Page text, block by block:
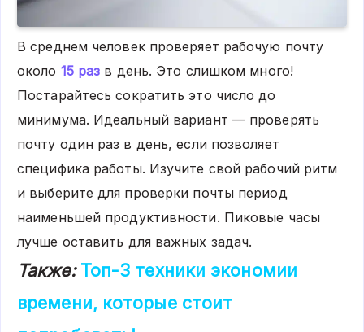
В среднем человек проверяет рабочую почту
около 15 раз в день. Это слишком много!
Постарайтесь сократить это число до
минимума. Идеальный вариант — проверять
почту один раз в день, если позволяет
специфика работы. Изучите свой рабочий ритм
и выберите для проверки почты период
наименьшей продуктивности. Пиковые часы
лучше оставить для важных задач.
Также: Топ-3 техники экономии
времени, которые стоит